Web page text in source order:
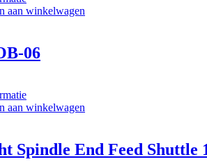
aan winkelwagen
06
aan winkelwagen
Spindle End Feed Shuttle